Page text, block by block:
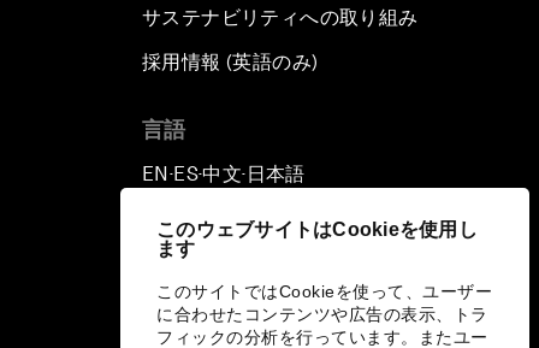
このウェブサイトはCookieを使用し
ます
このサイトではCookieを使って、ユーザー
に合わせたコンテンツや広告の表示、トラ
フィックの分析を行っています。またユー
サステナビリティへの取り組み
採用情報 (英語のみ)
言語
EN ▪ ES▪中文▪ 日本語